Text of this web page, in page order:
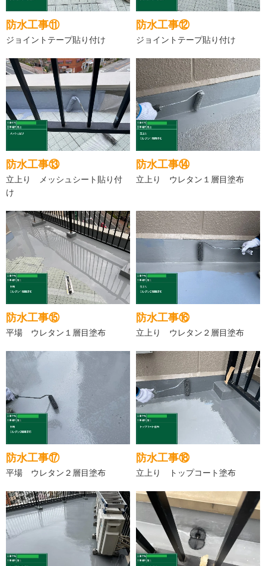
防水工事⑪
ジョイントテープ貼り付け
防水工事⑫
ジョイントテープ貼り付け
防水工事⑬
立上り メッシュシート貼り付
け
防水工事⑭
立上り ウレタン１層目塗布
防水工事⑮
平場 ウレタン１層目塗布
防水工事⑯
立上り ウレタン２層目塗布
防水工事⑰
平場 ウレタン２層目塗布
防水工事⑱
立上り トップコート塗布